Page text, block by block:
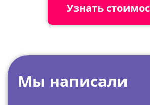
Узнать
Мы написали